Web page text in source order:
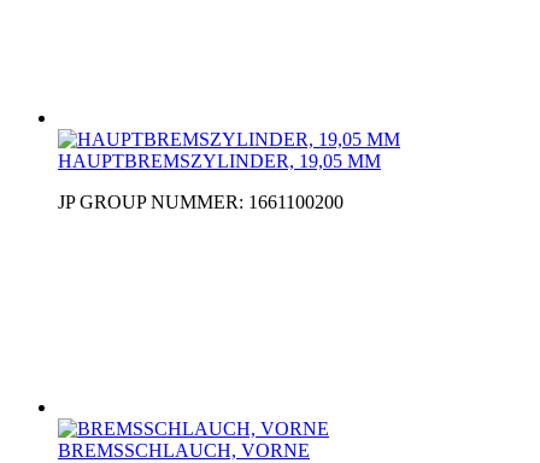
HAUPTBREMSZYLINDER, 19,05 MM
JP GROUP NUMMER: 1661100200
BREMSSCHLAUCH, VORNE